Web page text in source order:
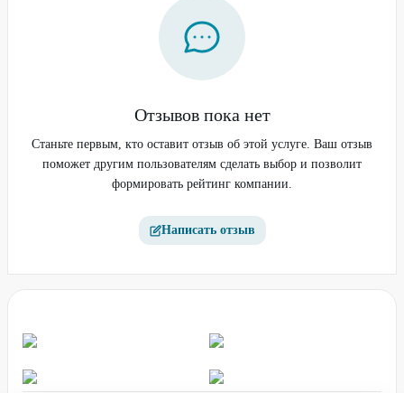
Отзывов пока нет
Станьте первым, кто оставит отзыв об этой услуге. Ваш отзыв
поможет другим пользователям сделать выбор и позволит
формировать рейтинг компании.
Написать отзыв